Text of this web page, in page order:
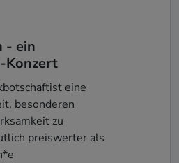
- ein
Konzert
eine
besonderen
zu
preiswerter als